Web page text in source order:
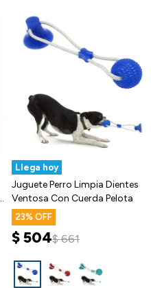
Llega hoy
Juguete Perro Limpia Dientes
Ventosa Con Cuerda Pelota
23
$504$ 661